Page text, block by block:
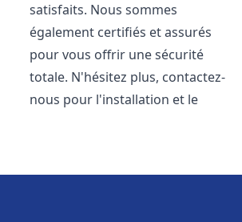
satisfaits. Nous sommes
également certifiés et assurés
pour vous offrir une sécurité
totale. N'hésitez plus, contactez-
nous pour l'installation et le